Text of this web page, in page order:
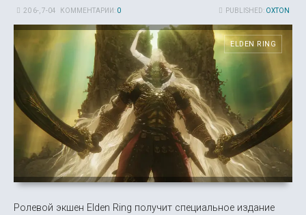
PUBLISHED: OXTON
20 6-, 7-04 КОММЕНТАРИИ: 0
ELDEN RING
Ролевой экшен Elden Ring получит специальное издание